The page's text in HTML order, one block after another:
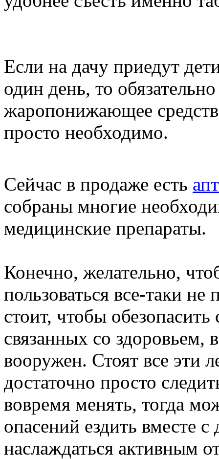
Если на дачу приедут
один день, то
жаропонижающее
просто необходимо.
Сейчас в продаже есть
собраны многие
медицинские препараты.
Конечно, желательно,
пользоваться все-таки
стоит, чтобы
связанных со здоровьем,
вооружен. Стоят все эти
достаточно просто
вовремя менять, тогда
опасений ездить вместе
наслаждаться активным